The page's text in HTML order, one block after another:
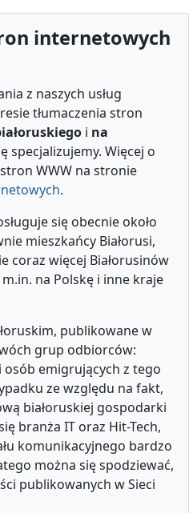
internetowych
z naszych usług
tłumaczenia stron
i na
specjalizujemy. Więcej o
WWW na stronie
.
się obecnie około
mieszkańcy Białorusi,
coraz więcej Białorusinów
na Polskę i inne kraje
publikowane w
grup odbiorców:
osób emigrujących z tego
ze względu na fakt,
białoruskiej gospodarki
branża IT oraz Hit-Tech,
komunikacyjnego bardzo
można się spodziewać,
publikowanych w Sieci